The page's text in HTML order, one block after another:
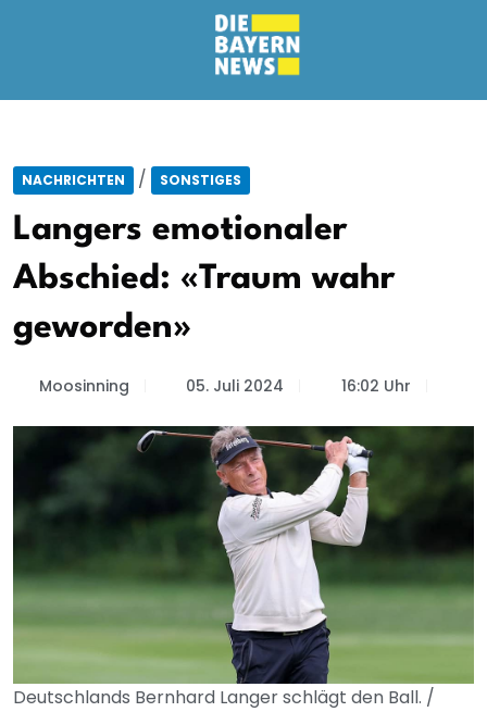
NACHRICHTEN / SONSTIGES
Langers emotionaler
Abschied: «Traum wahr
geworden»
Moosinning 05. Juli 2024 16:02 Uhr
Deutschlands Bernhard Langer schlägt den Ball. /